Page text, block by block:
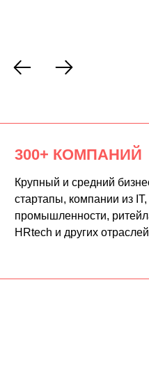
300+ КОМПАНИЙ
Крупный и средний
стартапы, компании из
промышленности,
HRtech и других отраслей